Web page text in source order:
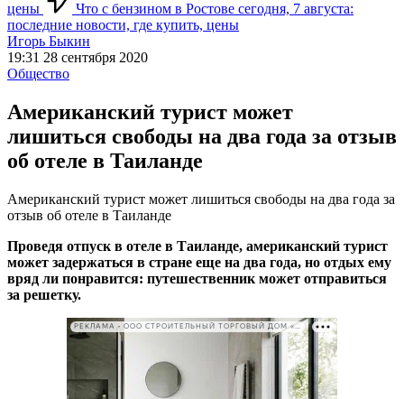
цены
Что с бензином в Ростове сегодня, 7 августа:
последние новости, где купить, цены
Игорь Быкин
19:31 28 сентября 2020
Общество
Американский турист может
лишиться свободы на два года за отзыв
об отеле в Таиланде
Американский турист может лишиться свободы на два года за
отзыв об отеле в Таиланде
Проведя отпуск в отеле в Таиланде, американский турист
может задержаться в стране еще на два года, но отдых ему
вряд ли понравится: путешественник может отправиться
за решетку.
РЕКЛАМА • ООО СТРОИТЕЛЬНЫЙ ТОРГОВЫЙ ДОМ «ПЕТРОВИЧ». ИНН: 7802348846